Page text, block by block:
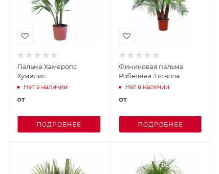
Пальма Хамеропс
Хумилис
Нет в наличии
от
ПОДРОБНЕЕ
Финиковая пальма
Робелена 3 ствола
Нет в наличии
от
ПОДРОБНЕЕ